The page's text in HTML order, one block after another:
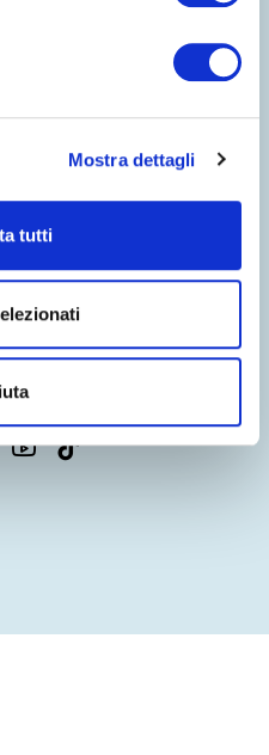
Mostra dettagli
tutti
PRIVACY
WHISTLEBLOWING